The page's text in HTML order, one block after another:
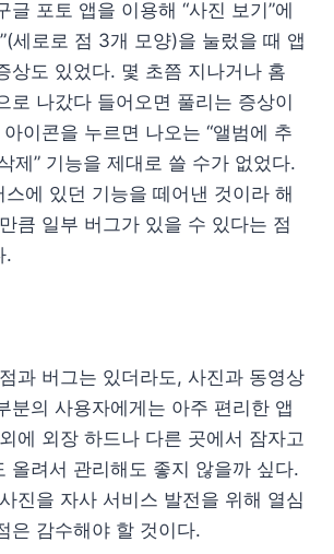
글 포토 앱을 이용해 “사진 보기”에
세로로 점 3개 모양)을 눌렀을 때 앱
상도 있었다. 몇 초쯤 지나거나 홈
로 나갔다 들어오면 풀리는 증상이
이콘을 누르면 나오는 “앨범에 추
제” 기능을 제대로 쓸 수가 없었다.
스에 있던 기능을 떼어낸 것이라 해
큼 일부 버그가 있을 수 있다는 점
.
과 버그는 있더라도, 사진과 동영상
분의 사용자에게는 아주 편리한 앱
에 외장 하드나 다른 곳에서 잠자고
올려서 관리해도 좋지 않을까 싶다.
진을 자사 서비스 발전을 위해 열심
은 감수해야 할 것이다.